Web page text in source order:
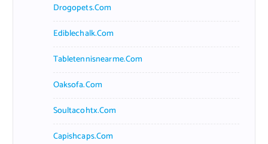
Drogopets.com
Ediblechalk.com
Tabletennisnearme.com
Oaksofa.com
Soultacohtx.com
Capishcaps.com